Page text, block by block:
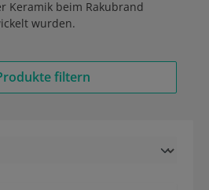
Keramik beim Rakubrand
wurden.
filtern